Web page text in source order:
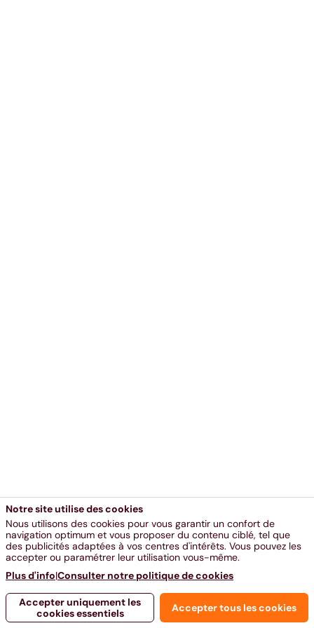
Notre site utilise des cookies
Nous utilisons des cookies pour vous garantir un confort de
navigation optimum et vous proposer du contenu ciblé, tel que
des publicités adaptées à vos centres d'intérêts. Vous pouvez les
accepter ou paramétrer leur utilisation vous-même.
Accepter tous les cookies
Accepter uniquement les
cookies essentiels
Plus d'info|Consulter notre politique de cookies